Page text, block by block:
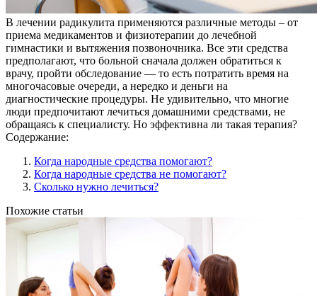
В лечении радикулита применяются различные методы – от
приема медикаментов и физиотерапии до лечебной
гимнастики и вытяжения позвоночника. Все эти средства
предполагают, что больной сначала должен обратиться к
врачу, пройти обследование — то есть потратить время на
многочасовые очереди, а нередко и деньги на
диагностические процедуры. Не удивительно, что многие
люди предпочитают лечиться домашними средствами, не
обращаясь к специалисту. Но эффективна ли такая терапия?
Содержание:
Когда народные средства помогают?
Когда народные средства не помогают?
Сколько нужно лечиться?
Похожие статьи